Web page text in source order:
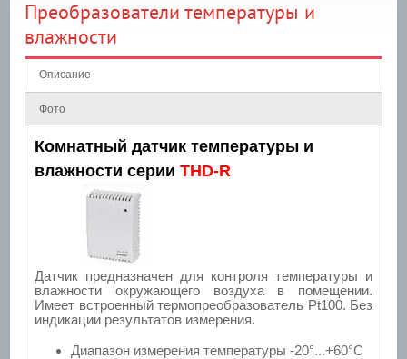
Преобразователи температуры и
влажности
Описание
Фото
Комнатный датчик температуры и
влажности серии THD-R
Датчик предназначен для контроля температуры и
влажности окружающего воздуха в помещении.
Имеет встроенный термопреобразователь Pt100. Без
индикации результатов измерения.
Диапазон измерения температуры -20°...+60°С